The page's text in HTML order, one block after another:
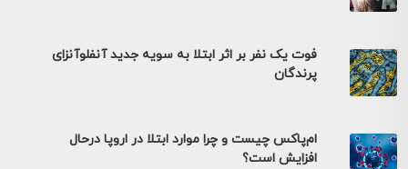
فوت یک نفر بر اثر ابتلا به سویه جدید آنفلوآنزای
پرندگان
ام‌پاکس چیست و چرا موارد ابتلا در اروپا درحال
افزایش است؟